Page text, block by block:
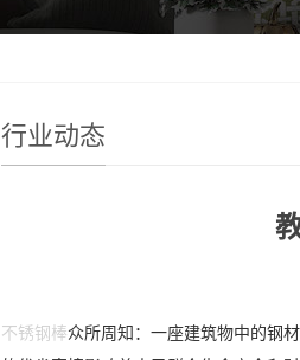
行业动态
不锈钢棒众所周知：一座建筑物中的钢